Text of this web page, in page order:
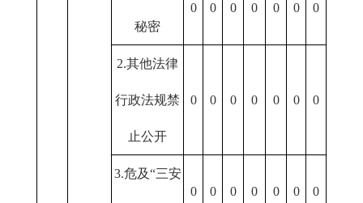
秘密
0 0 0 0 0 0 0
2.其他法律
行政法规禁
止公开
0 0 0 0 0 0 0
3.危及“三安
0 0 0 0 0 0 0